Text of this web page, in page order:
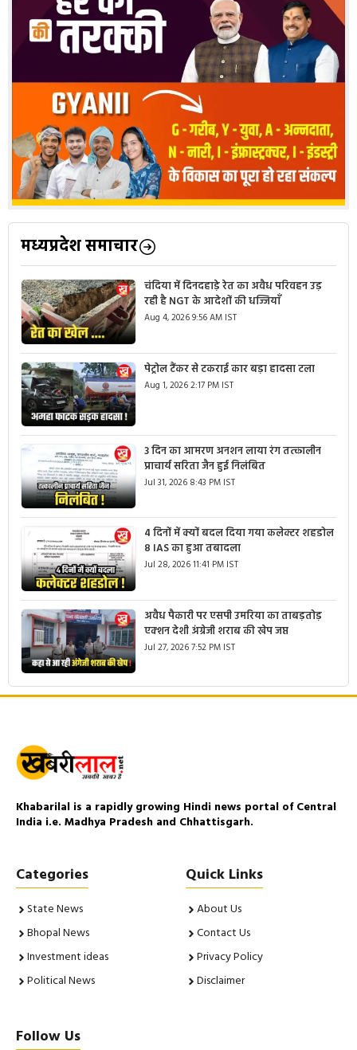
मध्यप्रदेश समाचार
चंदिया में दिनदहाड़े रेत का अवैध परिवहन उड़
रही है NGT के आदेशों की धज्जियाँ
Aug 4, 2026 9:56 AM IST
पेट्रोल टैंकर से टकराई कार बड़ा हादसा टला
Aug 1, 2026 2:17 PM IST
3 दिन का आमरण अनशन लाया रंग तत्कालीन
प्राचार्य सरिता जैन हुई निलंबित
Jul 31, 2026 8:43 PM IST
4 दिनों में क्यों बदल दिया गया कलेक्टर शहडोल
8 IAS का हुआ तबादला
Jul 28, 2026 11:41 PM IST
अवैध पैकारी पर एसपी उमरिया का ताबड़तोड़
एक्शन देशी अंग्रेजी शराब की खेप जप्त
Jul 27, 2026 7:52 PM IST
Khabarilal is a rapidly growing Hindi news portal of Central
India i.e. Madhya Pradesh and Chhattisgarh.
Categories
State News
Bhopal News
Investment ideas
Political News
Quick Links
About Us
Contact Us
Privacy Policy
Disclaimer
Follow Us